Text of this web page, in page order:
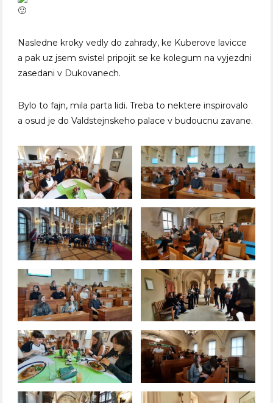
Nasledne kroky vedly do zahrady, ke Kuberove lavicce
a pak uz jsem svistel pripojit se ke kolegum na vyjezdni
zasedani v Dukovanech.
Bylo to fajn, mila parta lidi. Treba to nektere inspirovalo
a osud je do Valdstejnskeho palace v budoucnu zavane.